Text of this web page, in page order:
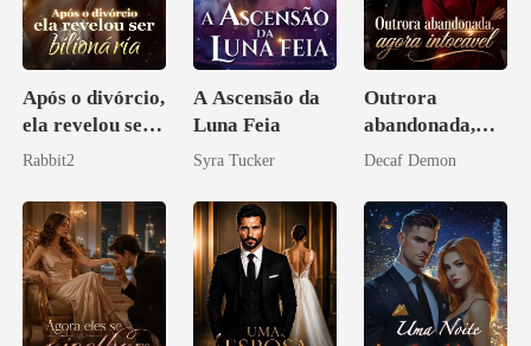
Após o divórcio,
ela revelou ser
bilionária
Rabbit2
A Ascensão da
Luna Feia
Syra Tucker
Outrora
abandonada,
agora intocável
Decaf Demon